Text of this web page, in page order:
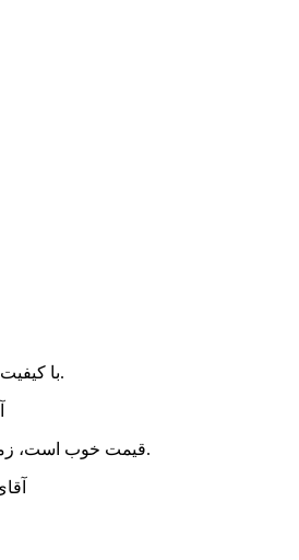
با کیفیت خوب با قیمت رقابتی.
قیمت خوب است، زمان تحویل سریع است.
——